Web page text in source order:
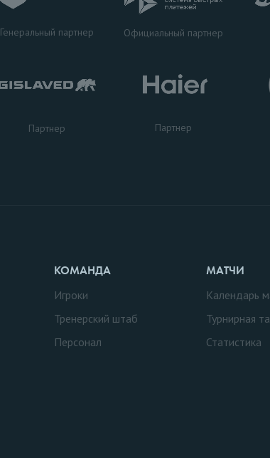
Генеральный партнер Официальный партнер
Партнер Партнер
КОМАНДА
Игроки
Тренерский штаб
Персонал
МАТЧИ
Календарь
Турнирная
Статистика